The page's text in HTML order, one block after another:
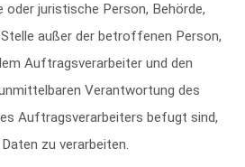
juristische Person, Behörde,
außer der betroffenen Person,
Auftragsverarbeiter und den
Verantwortung des
Auftragsverarbeiters befugt sind,
zu verarbeiten.